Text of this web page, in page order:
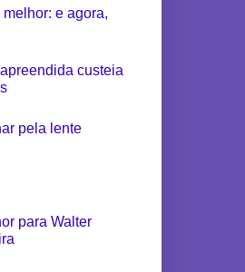
e agora,
custeia
pela lente
para Walter